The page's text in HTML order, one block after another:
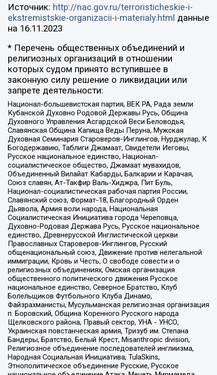
Источник: http://nac.gov.ru/terroristicheskie-i-
ekstremistskie-organizacii-i-materialy.html данные
на 16.11.2023
* Перечень общественных объединений и
религиозных организаций в отношении
которых судом принято вступившее в
законную силу решение о ликвидации или
запрете деятельности:
Национал-большевистская партия, ВЕК РА, Рада земли
Кубанской Духовно Родовой Державы Русь, Община
Духовного Управления Асгардской Веси Беловодья,
Славянская Община Капища Веды Перуна, Мужская
Духовная Семинария Староверов-Инглингов, Нурджулар, К
Богодержавию, Таблиги Джамаат, Свидетели Иеговы,
Русское национальное единство, Национал-
социалистическое общество, Джамаат мувахидов,
Объединенный Вилайат Кабарды, Балкарии и Карачая,
Союз славян, Ат-Такфир Валь-Хиджра, Пит Буль,
Национал-социалистическая рабочая партия России,
Славянский союз, Формат-18, Благородный Орден
Дьявола, Армия воли народа, Национальная
Социалистическая Инициатива города Череповца,
Духовно-Родовая Держава Русь, Русское национальное
единство, Древнерусской Инглистической церкви
Православных Староверов-Инглингов, Русский
общенациональный союз, Движение против нелегальной
иммиграции, Кровь и Честь, О свободе совести и о
религиозных объединениях, Омская организация
общественного политического движения Русское
национальное единство, Северное Братство, Клуб
Болельщиков Футбольного Клуба Динамо,
Файзрахманисты, Мусульманская религиозная организация
п. Боровский, Община Коренного Русского народа
Щелковского района, Правый сектор, УНА - УНСО,
Украинская повстанческая армия, Тризуб им. Степана
Бандеры, Братство, Белый Крест, Misanthropic division,
Религиозное объединение последователей инглиизма,
Народная Социальная Инициатива, TulaSkins,
Этнополитическое объединение Русские, Русское